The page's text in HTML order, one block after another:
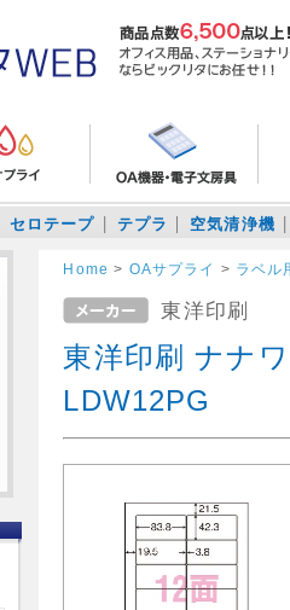
セロテープ テプラ 空気清浄機
Home > OAサプライ > ラベル
東洋印刷
東洋印刷 ナナ
LDW12PG